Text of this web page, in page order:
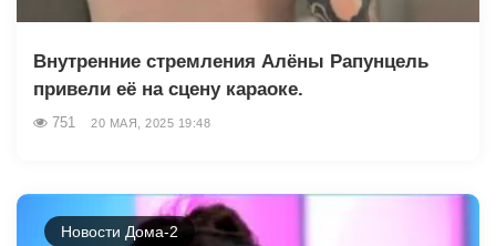
Внутренние стремления Алёны Рапунцель
привели её на сцену караоке.
751 20 МАЯ, 2025 19:48
Новости Дома-2